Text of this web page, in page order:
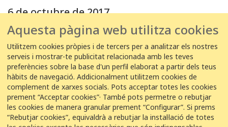
6 de octubre de 2017
06/10/2017 18:00:00
ETAP Sant Joan Despí -Toni Duarte Rodriguez
1Martinet blanc Egretta garzetta
06/10/2017 12:45:00
ETAP Sant Joan Despí -Sergi Conde Lázaro
Aquesta pàgina web utilitza cookies
Utilitzem cookies pròpies i de tercers per a analitzar els nostres
serveis i mostrar-te publicitat relacionada amb les teves
preferències sobre la base d'un perfil elaborat a partir dels teus
hàbits de navegació. Addicionalment utilitzem cookies de
complement de xarxes socials. Pots acceptar totes les cookies
prement “Acceptar cookies”· També pots permetre o rebutjar
les cookies de manera granular prement “Configurar”. Si prems
“Rebutjar cookies”, equivaldrà a rebutjar la instal·lació de totes